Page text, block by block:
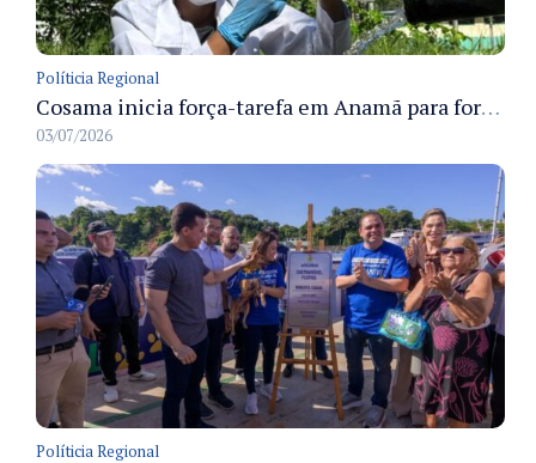
Políticia Regional
Cosama inicia força-tarefa em Anamã para fortalecer abastecimento de água e segurança hídrica da população
03/07/2026
Políticia Regional